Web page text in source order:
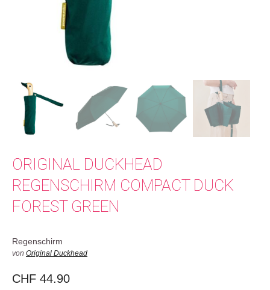
ORIGINAL DUCKHEAD
REGENSCHIRM COMPACT DUCK
FOREST GREEN
Regenschirm
von Original Duckhead
CHF 44.90